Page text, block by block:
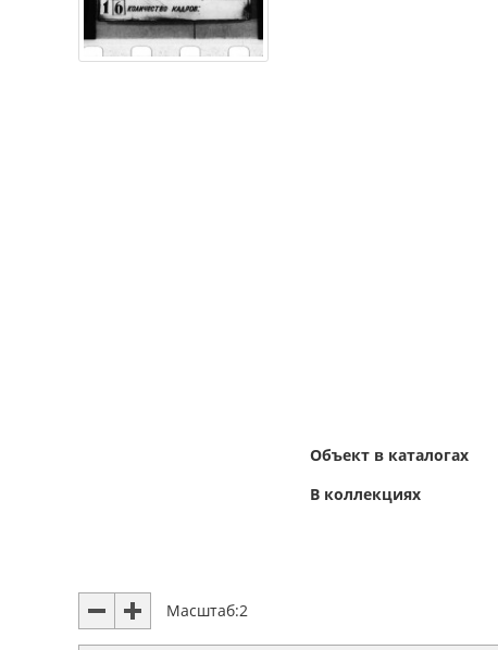
Объект в каталогах
В коллекциях
Масштаб:2